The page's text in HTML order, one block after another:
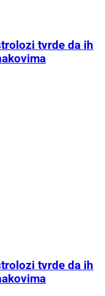
tvrde da ih
tvrde da ih